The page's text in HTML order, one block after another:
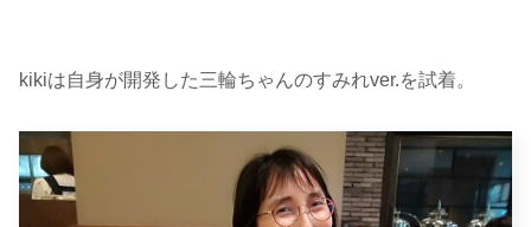
kikiは自身が開発した三輪ちゃんのすみれver.を試着。